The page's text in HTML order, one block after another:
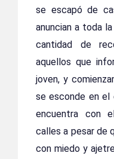
se escapó de
anuncian a toda
cantidad de
aquellos que
joven, y
se esconde en el
encuentra con
calles a pesar de
con miedo y